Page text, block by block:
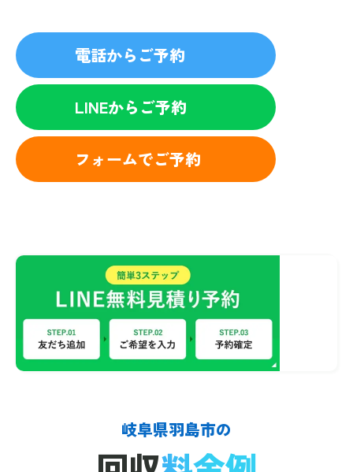
電話からご予約
LINEからご予約
フォームでご予約
岐阜県羽島市の